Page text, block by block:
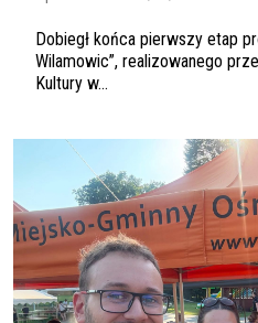
Dobiegł końca pierwszy etap
Wilamowic”, realizowanego
Kultury w...